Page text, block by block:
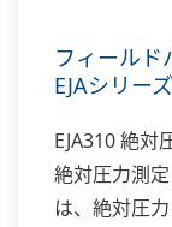
フィールド
EJAシリー
EJA310 絶対
絶対圧力測
は、絶対圧